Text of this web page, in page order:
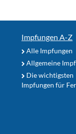
Impfungen A-Z
Alle Impfungen
Allgemeine
Die wichtigsten
Impfungen für